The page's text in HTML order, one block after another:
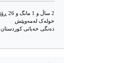
خوله‌ک له‌مه‌وپێش‌
دەنگی خەباتی کوردستان